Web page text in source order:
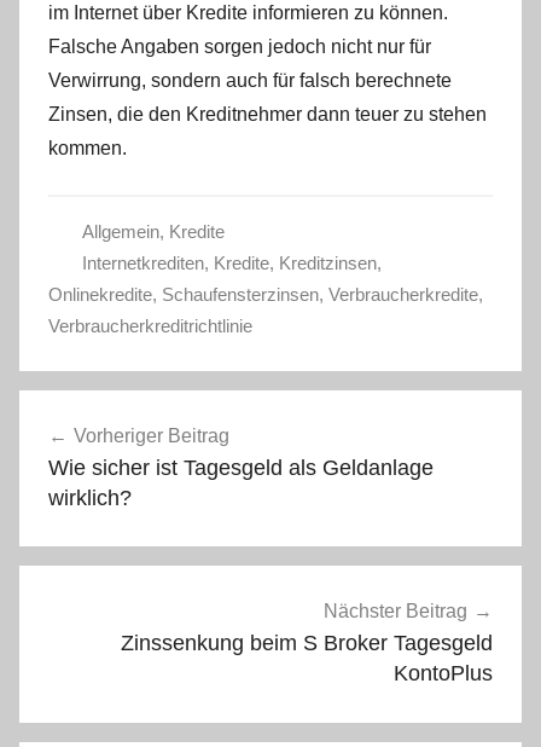
im Internet über Kredite informieren zu können.
Falsche Angaben sorgen jedoch nicht nur für
Verwirrung, sondern auch für falsch berechnete
Zinsen, die den Kreditnehmer dann teuer zu stehen
kommen.
Allgemein, Kredite
Internetkrediten, Kredite, Kreditzinsen,
Onlinekredite, Schaufensterzinsen, Verbraucherkredite,
Verbraucherkreditrichtlinie
Vorheriger Beitrag
Wie sicher ist Tagesgeld als Geldanlage
wirklich?
Nächster Beitrag
Zinssenkung beim S Broker Tagesgeld
KontoPlus